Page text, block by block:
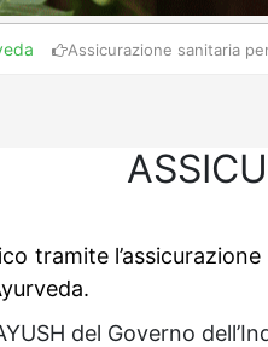
Assicurazione sanitaria
tramite
del Governo